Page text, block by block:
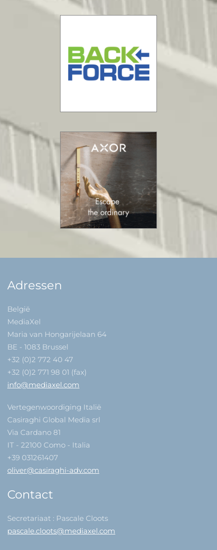
Adressen
België
MediaXel
Maria van Hongarijelaan 64
BE - 1083 Brussel
+32 (0)2 772 40 47
+32 (0)2 771 98 01 (fax)
info@mediaxel.com
Vertegenwoordiging Italië
Casiraghi Global Media srl
Via Cardano 81
IT - 22100 Como - Italia
+39 031261407
oliver@casiraghi-adv.com
Contact
Secretariaat : Pascale Cloots
pascale.cloots@mediaxel.com